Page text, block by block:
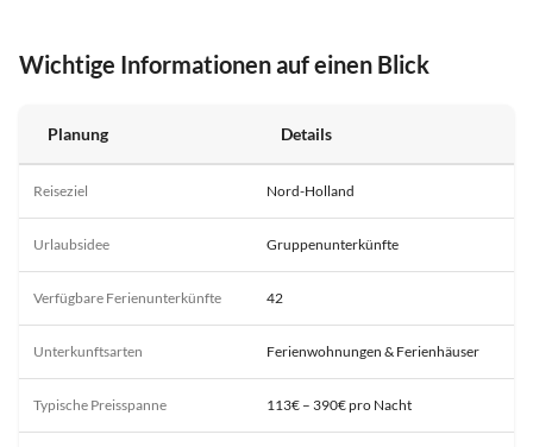
Wichtige Informationen auf einen Blick
Planung Details
Reiseziel Nord-Holland
Urlaubsidee Gruppenunterkünfte
Verfügbare Ferienunterkünfte 42
Unterkunftsarten Ferienwohnungen & Ferienhäuser
Typische Preisspanne 113€ – 390€ pro Nacht